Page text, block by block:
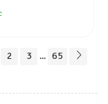
2 3 ... 65